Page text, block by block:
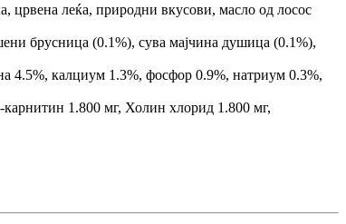
црвена леќа, природни вкусови, масло од лосос
брусница (0.1%), сува мајчина душица (0.1%),
4.5%, калциум 1.3%, фосфор 0.9%, натриум 0.3%,
1.800 мг, Холин хлорид 1.800 мг,